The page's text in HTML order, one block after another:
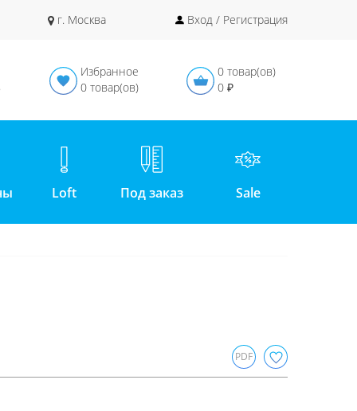
г. Москва Вход / Регистрация
Избранное
0 товар(ов)
0 товар(ов)
0 ₽
Loft Под заказ Sale
PDF